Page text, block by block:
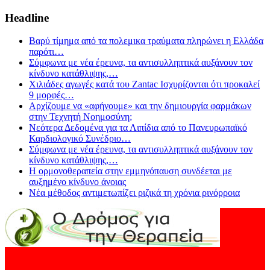
Headline
Βαρύ τίμημα από τα πολεμικα τραύματα πληρώνει η Ελλάδα
παρότι…
Σύμφωνα με νέα έρευνα, τα αντισυλληπτικά αυξάνουν τον
κίνδυνο κατάθλιψης,…
Χιλιάδες αγωγές κατά του Zantac Ισχυρίζονται ότι προκαλεί
9 μορφές…
Αρχίζουμε να «αφήνουμε» και την δημιουργία φαρμάκων
στην Τεχνητή Νοημοσύνη;
Νεότερα Δεδομένα για τα Λιπίδια από το Πανευρωπαϊκό
Καρδιολογικό Συνέδριο…
Σύμφωνα με νέα έρευνα, τα αντισυλληπτικά αυξάνουν τον
κίνδυνο κατάθλιψης,…
Η ορμονοθεραπεία στην εμμηνόπαυση συνδέεται με
αυξημένο κίνδυνο άνοιας
Νέα μέθοδος αντιμετωπίζει ριζικά τη χρόνια ρινόρροια